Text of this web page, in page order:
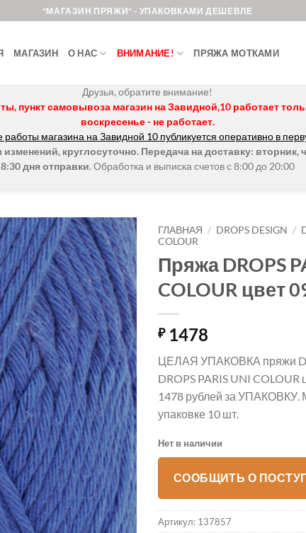
"МАГАЗИН ПРЯЖИ" - УПАКОВКАМИ ДЕШЕВЛЕ
МАГАЗИН О НАС ВНИМАНИЕ! ПРЯЖА МОТКАМИ
Друзья, обратите внимание!
пункт самовывоза магазин на Завидной,10 работает
воскресенье - не работает.
работы магазина на Завидной 10 публикуется оперативно в
круглосуточно. Передача на доставку: вторник,
8:30 дня отправки. Обработка и выписка счетов с 8:00 до 20:00
Добавить в
избранное.
ГЛАВНАЯ / DROPS DESIGN /
COLOUR
Пряжа DROPS
COLOUR цвет
₽1478
ЦЕЛАЯ УПАКОВКА пряжи
DROPS PARIS UNI COLOUR
1478 рублей за УПАКОВКУ.
упаковке 10 шт.
Нет в наличии
СООБЩИТЬ О
Артикул: 137857